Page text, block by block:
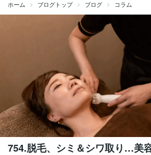
ホーム ブログトップ ブログ コラム
754.脱毛、シミ＆シワ取り…美